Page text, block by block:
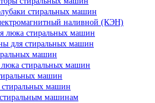
стиральных машин
наливной (КЭН)
люка стиральных машин
для стиральных машин
машин
стиральных машин
машин
стиральных машин
машинам